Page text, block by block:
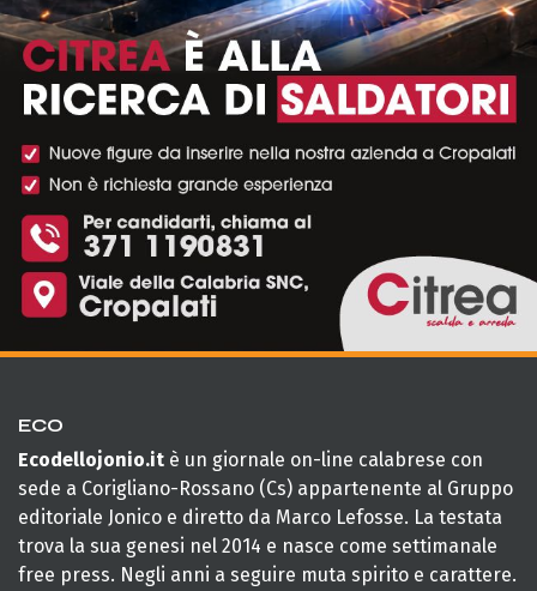
ECO
Ecodellojonio.it è un giornale on-line calabrese con
sede a Corigliano-Rossano (Cs) appartenente al Gruppo
editoriale Jonico e diretto da Marco Lefosse. La testata
trova la sua genesi nel 2014 e nasce come settimanale
free press. Negli anni a seguire muta spirito e carattere.